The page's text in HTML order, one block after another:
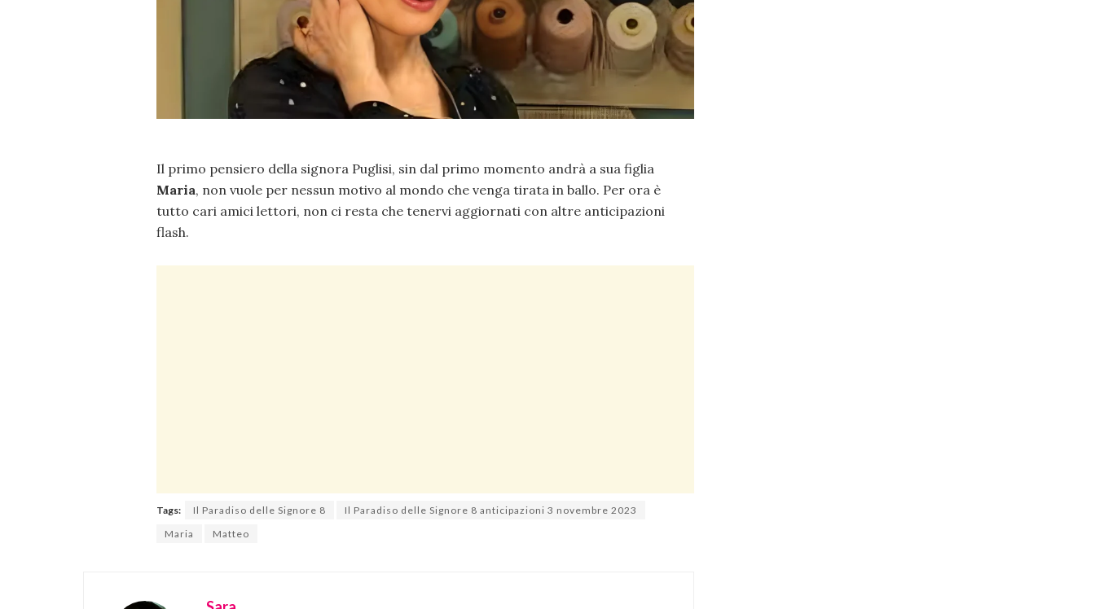
Il primo pensiero della signora Puglisi, sin dal primo momento andrà a sua figlia
Maria, non vuole per nessun motivo al mondo che venga tirata in ballo. Per ora è
tutto cari amici lettori, non ci resta che tenervi aggiornati con altre anticipazioni
flash.
Tags: Il Paradiso delle Signore 8
Il Paradiso delle Signore 8 anticipazioni 3 novembre 2023
Maria
Matteo